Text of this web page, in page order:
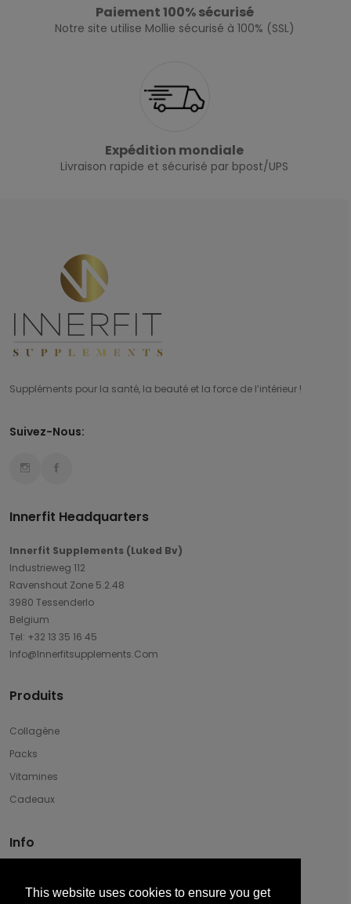
This website uses cookies to ensure you get
Paiement 100% sécurisé
Notre site utilise Mollie sécurisé à 100% (SSL)
Expédition mondiale
Livraison rapide et sécurisé par bpost/UPS
Suppléments pour la santé, la beauté et la force de l’intérieur !
Suivez-Nous:
Innerfit Headquarters
Innerfit Supplements (Luked Bv)
Industrieweg 112
Ravenshout Zone 5.2.48
3980 Tessenderlo
Belgium
Tel: +32 13 35 16 45
Info@innerfitsupplements.com
Produits
Collagène
Packs
Vitamines
Cadeaux
Info
Conditions Générales De Vente